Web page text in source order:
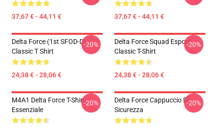
37,67 € - 44,11 € 37,67 € - 44,11 €
Delta Force (1st SFOD-D)
Classic T Shirt
24,38 € - 28,06 €
-20%
Delta Force Squad Esport
Classic T-Shirt
24,38 € - 28,06 €
-20%
M4A1 Delta Force T-Shirt
Essenziale
-20%
Delta Force Cappuccio Di
Sicurezza
-20%